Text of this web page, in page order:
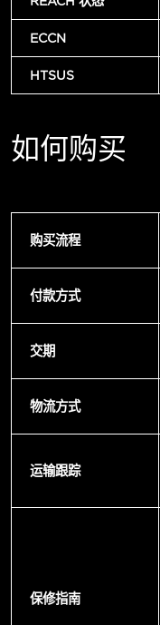
ECCN
HTSUS
如何购买
购买流程
付款方式
交期
物流方式
运输跟踪
保修指南